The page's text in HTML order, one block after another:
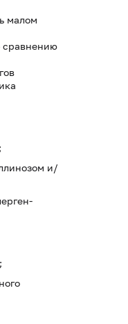
малом
сравнению
и/